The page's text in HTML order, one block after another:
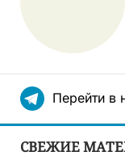
Перейти в
СВЕЖИЕ